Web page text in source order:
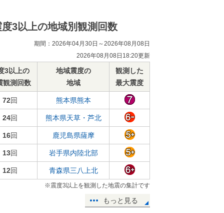
度3以上の地域別観測回数
期間：2026年04月30日～2026年08月08日
2026年08月08日18:20更新
3以上の
観測回数
地域震度の
地域
観測した
最大震度
72回 熊本県熊本
24回 熊本県天草・芦北
16回 鹿児島県薩摩
13回 岩手県内陸北部
12回 青森県三八上北
※震度3以上を観測した地震の集計です
もっと見る